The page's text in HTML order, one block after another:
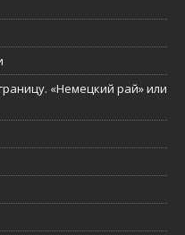
«Немецкий рай» или